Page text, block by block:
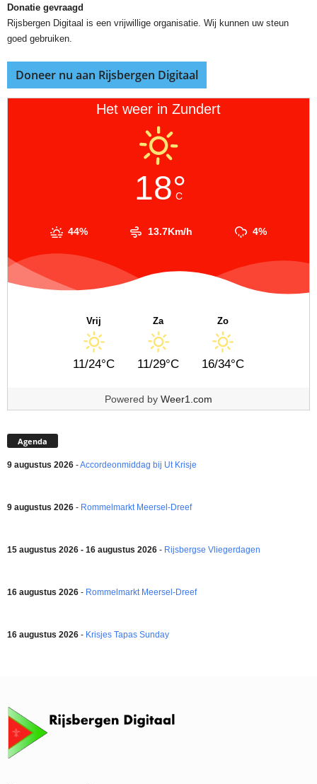
Donatie gevraagd
Rijsbergen Digitaal is een vrijwillige organisatie. Wij kunnen uw steun
goed gebruiken.
Doneer nu aan Rijsbergen Digitaal
Het weer in Zundert
18°
C
44% 13.7Km/h 4%
Vrij
11/24°C
Za
11/29°C
Zo
16/34°C
Powered by Weer1.com
Agenda
9 augustus 2026 -Accordeonmiddag bij Ut Krisje
9 augustus 2026 - Rommelmarkt Meersel-Dreef
15 augustus 2026 - 16 augustus 2026 - Rijsbergse Vliegerdagen
16 augustus 2026 - Rommelmarkt Meersel-Dreef
16 augustus 2026 - Krisjes Tapas Sunday